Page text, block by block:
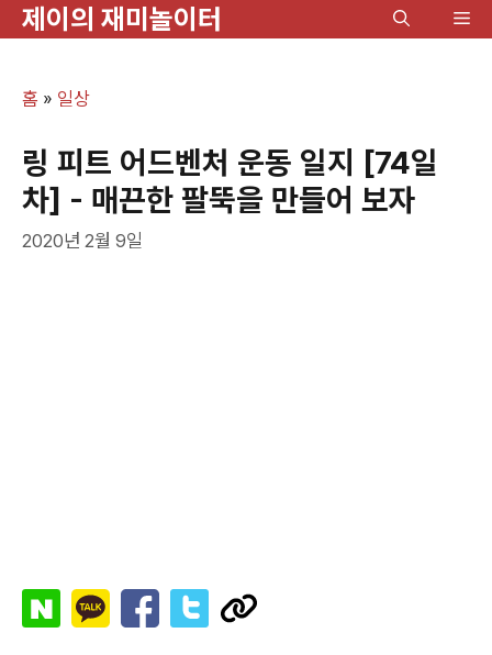
제이의 재미놀이터
메
홈 » 일상
링 피트 어드벤처 운동 일지 [74일
차] - 매끈한 팔뚝을 만들어 보자
2020년 2월 9일